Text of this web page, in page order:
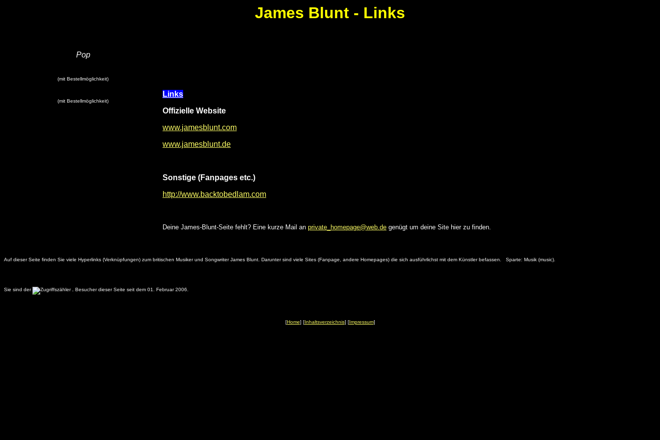
James Blunt - Links
Pop
(mit Bestellmöglichkeit)
(mit Bestellmöglichkeit)
Links
Offizielle Website
www.jamesblunt.com
www.jamesblunt.de
Sonstige (Fanpages etc.)
http://www.backtobedlam.com
Deine James-Blunt-Seite fehlt? Eine kurze Mail an private_homepage@web.de genügt um deine Site hier zu finden.
Auf dieser Seite finden Sie viele Hyperlinks (Verknüpfungen) zum britischen Musiker und Songwriter James Blunt. Darunter sind viele Sites (Fanpage, andere Homepages) die sich ausführlichst mit dem Künstler befassen. Sparte: Musik (music).
Sie sind der . Besucher dieser Seite seit dem 01. Februar 2006.
[Home] [Inhaltsverzeichnis] [Impressum]